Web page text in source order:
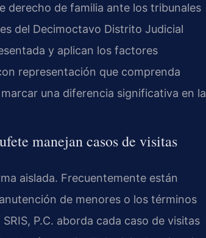
derecho de familia ante los tribunales
del Decimoctavo Distrito Judicial
y aplican los factores
representación que comprenda
una diferencia significativa en la
manejan casos de visitas
aislada. Frecuentemente están
de menores o los términos
P.C. aborda cada caso de visitas